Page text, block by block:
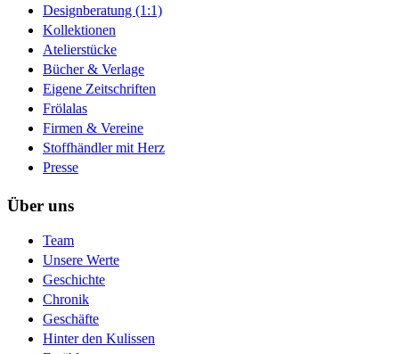
Designberatung (1:1)
Kollektionen
Atelierstücke
Bücher & Verlage
Eigene Zeitschriften
Frölalas
Firmen & Vereine
Stoffhändler mit Herz
Presse
Über uns
Team
Unsere Werte
Geschichte
Chronik
Geschäfte
Hinter den Kulissen